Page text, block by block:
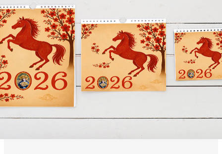
Выберите из списка: